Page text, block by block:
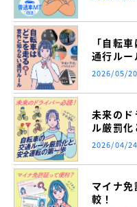
「自転
通行ルー
2026/05/20
未来のド
ル厳罰化
2026/04/24
マイナ
較！